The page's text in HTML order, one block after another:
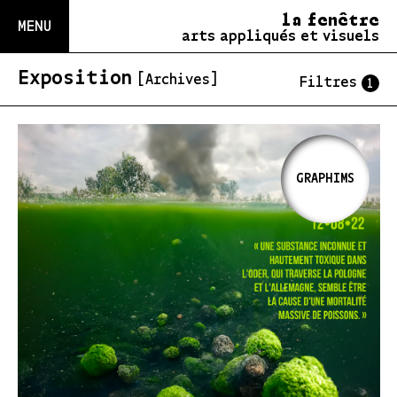
MENU la fenêtre
arts appliqués et visuels
Exposition [Archives] Filtres 1
GRAPHIMS